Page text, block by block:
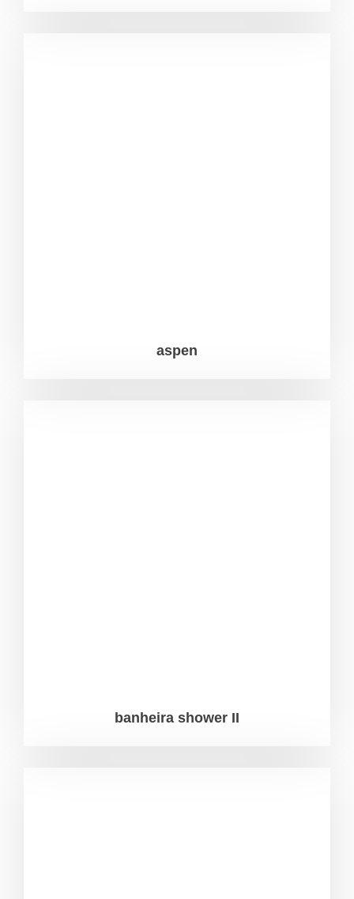
aspen
banheira shower II